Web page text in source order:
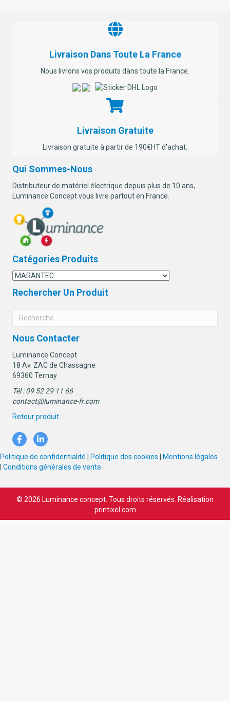
Livraison Dans Toute La France
Nous livrons vos produits dans toute la France.
Livraison Gratuite
Livraison gratuite à partir de 190€HT d'achat.
Qui Sommes-Nous
Distributeur de matériel électrique depuis plus de 10 ans,
Luminance Concept vous livre partout en France.
Catégories Produits
Rechercher Un Produit
Nous Contacter
Luminance Concept
18 Av. ZAC de Chassagne
69360 Ternay
Tél : 09 52 29 11 66
contact@luminance-fr.com
Retour produit
Politique de confidentialité Politique des cookies
Mentions légales
Conditions générales de vente
© 2026 Luminance concept. Tous droits réservés. Réalisation
printixel.com